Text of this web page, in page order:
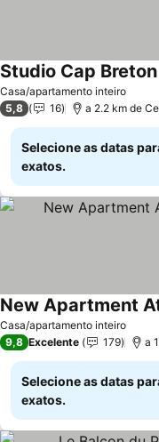
Casa/apartamento inteiro
Studio Cap Breton
5,8 16 a 2.2 km de
Selecione as datas
exatos.
Casa/apartamento inteiro
Ver preços
9,8 Excelente 179 a
Selecione as datas
exatos.